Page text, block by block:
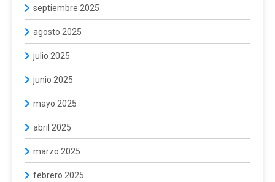
septiembre 2025
agosto 2025
julio 2025
junio 2025
mayo 2025
abril 2025
marzo 2025
febrero 2025